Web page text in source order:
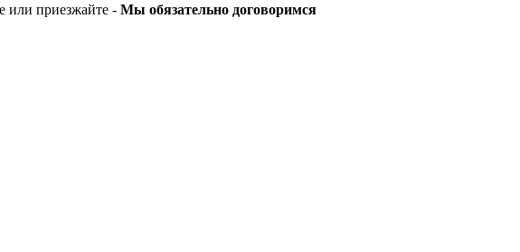
или приезжайте - Мы обязательно договоримся